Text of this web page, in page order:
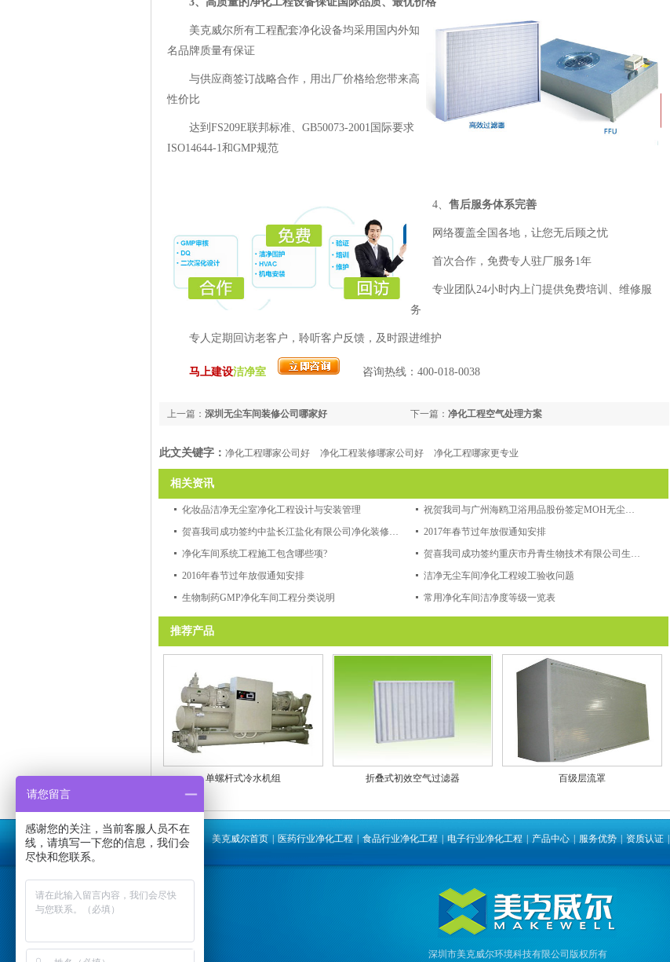
美克威尔所有工程配套净化设备均采用国内外知
名品牌质量有保证
与供应商签订战略合作，用出厂价格给您带来高
性价比
达到FS209E联邦标准、GB50073-2001国际要求
ISO14644-1和GMP规范
4、 售后服务体系完善
网络覆盖全国各地，让您无后顾之忧
首次合作，免费专人驻厂服务1年
专业团队24小时内上门提供免费培训、维修服
务
专人定期回访老客户，聆听客户反馈，及时跟进维护
马上建设洁净室 咨询热线：400-018-0038
下一篇： 净化工程空气处理方案
上一篇： 深圳无尘车间装修公司哪家好
此文关键字： 净化工程哪家公司好 净化工程装修哪家公司好 净化工程哪家更专业
相关资讯
化妆品洁净无尘室净化工程设计与安装管理
祝贺我司与广州海鸥卫浴用品股份签定MOH无尘车间工程合同
贺喜我司成功签约中盐长江盐化有限公司净化装修工程
2017年春节过年放假通知安排
净化车间系统工程施工包含哪些项?
贺喜我司成功签约重庆市丹青生物技术有限公司生物车间改造工程
2016年春节过年放假通知安排
洁净无尘车间净化工程竣工验收问题
生物制药GMP净化车间工程分类说明
常用净化车间洁净度等级一览表
推荐产品
单螺杆式冷水机组 折叠式初效空气过滤器 百级层流罩
美克威尔首页 医药行业净化工程 食品行业净化工程 电子行业净化工程 产品中心 服务优势 资质认证
深圳市美克威尔环境科技有限公司版权所有
请您留言
感谢您的关注，当前客服人员不在
线，请填写一下您的信息，我们会
尽快和您联系。